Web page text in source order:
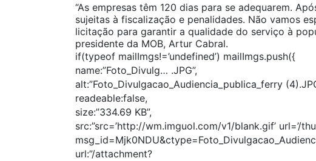
“As empresas têm 120 dias para se adequarem.
sujeitas à fiscalização e penalidades. Não vamos
licitação para garantir a qualidade do serviço à
presidente da MOB, Artur Cabral.
if(typeof mailImgs!=’undefined’) mailImgs.push({
name:”Foto_Divulg… .JPG”,
alt:”Foto_Divulgacao_Audiencia_publica_ferry
readeable:false,
size:”334.69 KB”,
src:”src=’http://wm.imguol.com/v1/blank.gif’ url=’/
url:”/attachment?